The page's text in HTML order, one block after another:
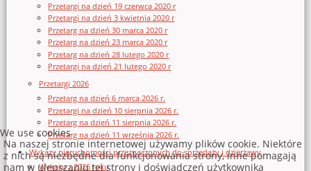
Przetargi na dzień 19 czerwca 2020 r
Przetargi na dzień 3 kwietnia 2020 r
Przetarg na dzień 30 marca 2020 r
Przetarg na dzień 23 marca 2020 r
Przetarg na dzień 28 lutego 2020 r
Przetargi na dzień 21 lutego 2020 r
Przetargi 2026
Przetarg na dzień 6 marca 2026 r.
Przetargi na dzień 10 sierpnia 2026 r.
Przetarg na dzień 11 sierpnia 2026 r.
Przetarg na dzień 11 września 2026 r.
Wykazy nieruchomości przeznaczonych do sprzedaży i dzierżawy
Wykazy z 2026 roku
We use cookies
Na naszej stronie internetowej używamy plików cookie. Niektóre
z nich są niezbędne dla funkcjonowania strony, inne pomagają
nam w ulepszaniu tej strony i doświadczeń użytkownika